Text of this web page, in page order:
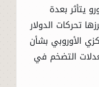
يتأثر بعدة
تحركات الدولار
الأوروبي بشأن
التضخم في